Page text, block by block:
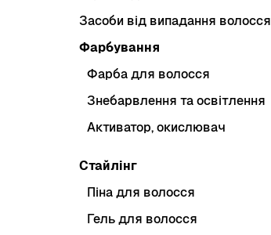
Засоби від випадання волосся
Фарбування
Фарба для волосся
Знебарвлення та освітлення
Активатор, окислювач
Стайлінг
Піна для волосся
Гель для волосся